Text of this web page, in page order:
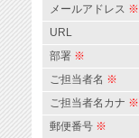
メールアドレス ※
URL
部署 ※
ご担当者名 ※
ご担当者名カナ ※
郵便番号 ※